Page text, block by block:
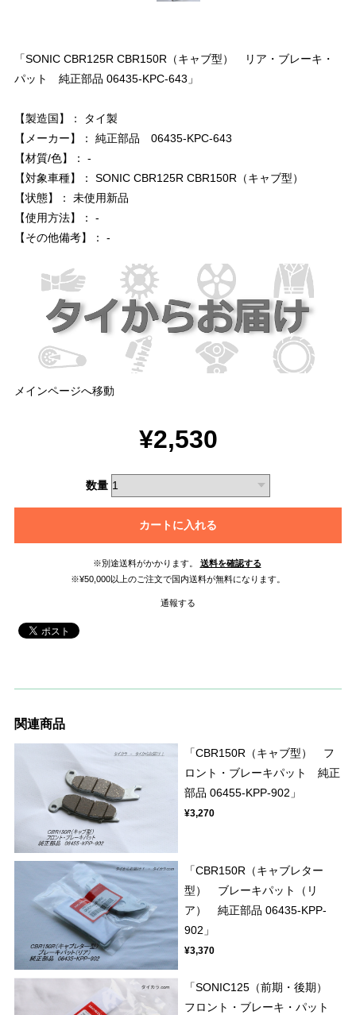
「SONIC CBR125R CBR150R（キャブ型） リア・ブレーキ・
パット 純正部品 06435-KPC-643」
【製造国】： タイ製
【メーカー】： 純正部品 06435-KPC-643
【材質/色】： -
【対象車種】： SONIC CBR125R CBR150R（キャブ型）
【状態】： 未使用新品
【使用方法】： -
【その他備考】： -
メインページへ移動
¥2,530
数量
カートに入れる
※別途送料がかかります。
送料を確認する
※¥50,000以上のご注文で国内送料が無料になります。
通報する
関連商品
「CBR150R（キャブ型） フ
ロント・ブレーキパット 純正
部品 06455-KPP-902」
¥3,270
「CBR150R（キャブレター
型） ブレーキパット（リ
ア） 純正部品 06435-KPP-
902」
¥3,370
「SONIC125（前期・後期）
フロント・ブレーキ・パット